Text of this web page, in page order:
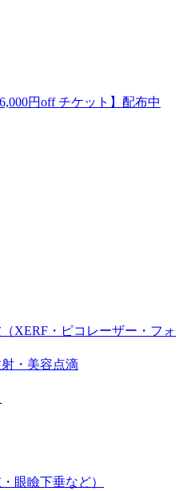
円off チケット】配布中
XERF・ピコレーザー・フォ
・美容点滴
眼瞼下垂など）